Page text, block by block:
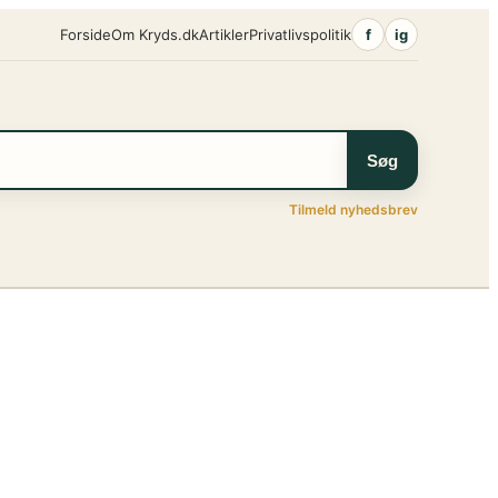
ForsideOm Kryds.dkArtiklerPrivatlivspolitik f ig
Søg
Tilmeld nyhedsbrev